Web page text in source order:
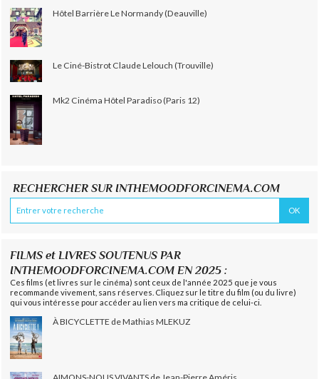
Hôtel Barrière Le Normandy (Deauville)
Le Ciné-Bistrot Claude Lelouch (Trouville)
Mk2 Cinéma Hôtel Paradiso (Paris 12)
RECHERCHER SUR INTHEMOODFORCINEMA.COM
FILMS et LIVRES SOUTENUS PAR
INTHEMOODFORCINEMA.COM EN 2025 :
Ces films (et livres sur le cinéma) sont ceux de l'année 2025 que je vous
recommande vivement, sans réserves. Cliquez sur le titre du film (ou du livre)
qui vous intéresse pour accéder au lien vers ma critique de celui-ci.
À BICYCLETTE de Mathias MLEKUZ